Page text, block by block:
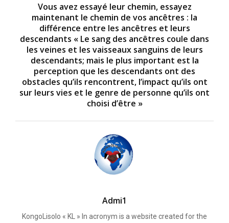
Vous avez essayé leur chemin, essayez
maintenant le chemin de vos ancêtres : la
différence entre les ancêtres et leurs
descendants « Le sang des ancêtres coule dans
les veines et les vaisseaux sanguins de leurs
descendants; mais le plus important est la
perception que les descendants ont des
obstacles qu’ils rencontrent, l’impact qu’ils ont
sur leurs vies et le genre de personne qu’ils ont
choisi d’être »
Admi1
KongoLisolo « KL » In acronym is a website created for the